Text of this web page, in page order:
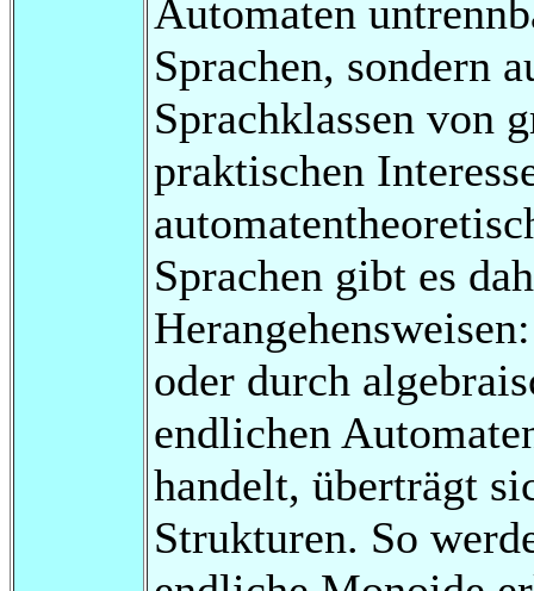
Automaten
Sprachen, sondern
Sprachklassen von
praktischen
Sprachen gibt es
oder durch
endlichen
handelt, überträgt
Strukturen. So